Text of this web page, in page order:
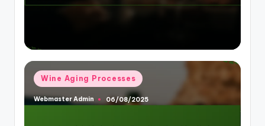
Posted
in
Wine Aging Processes
Posted
Webmaster Admin 06/08/2025